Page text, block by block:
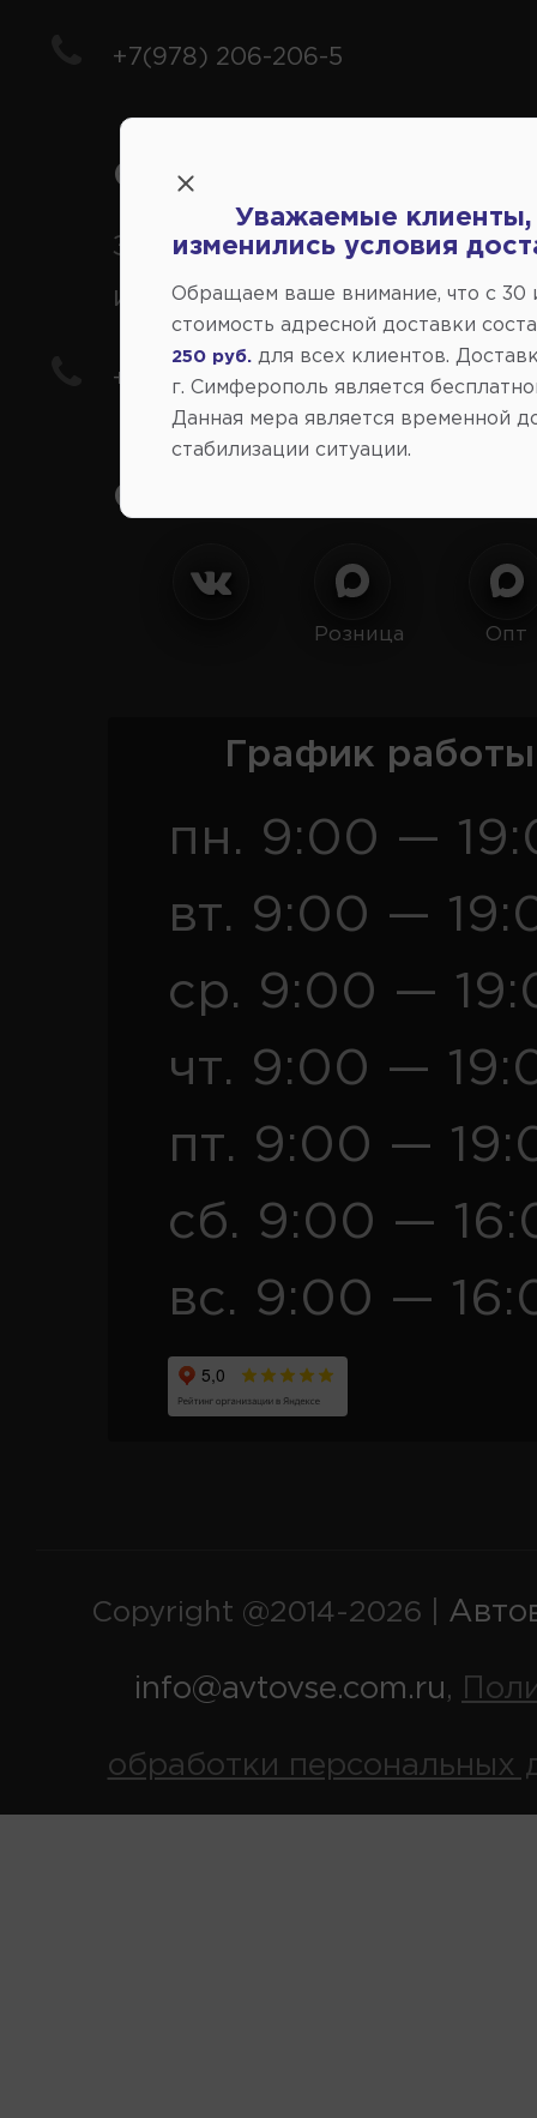
+7(978) 206-206-5
Справочный центр:
Заказ шин, дисков,
иномарки
+7(978) 206-206-8
Социальные сети:
Розница Опт
График
пн. 9:00 —
вт. 9:00 —
ср. 9:00 —
чт. 9:00 —
пт. 9:00 —
сб. 9:00 —
вс. 9:00 —
Copyright @2014-2026 |
info@avtovse.com.ru,
обработки персональных
Уважаемые клиенты,
изменились условия
Обращаем ваше внимание, что c 30
стоимость адресной доставки
250 руб. для всех клиентов.
г. Симферополь является
Данная мера является временной
стабилизации ситуации.